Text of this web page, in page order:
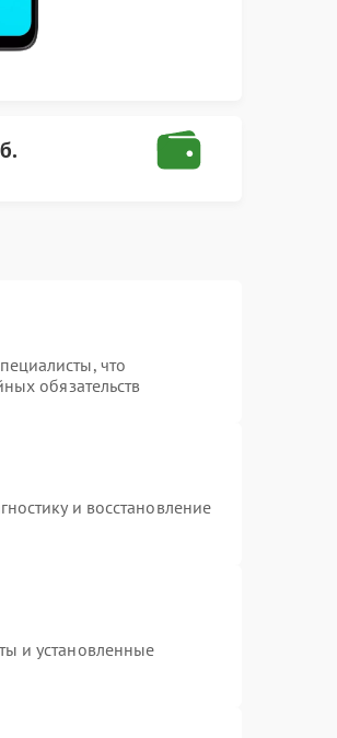
что
обязательств
и восстановление
и установленные